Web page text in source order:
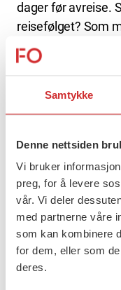
Samtykke
Denne nettsiden
Vi bruker
preg, for å levere
vår. Vi deler
med partnerne våre
som kan kombinere
for dem, eller som
deres.
dager før avreise.
reisefølget? Som
navneendring helt
som FO-medlem
Flere saker